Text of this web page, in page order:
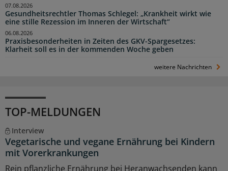
Gesundheitsrechtler Thomas Schlegel: „Krankheit wirkt wie
eine stille Rezession im Inneren der Wirtschaft“
07.08.2026
Praxisbesonderheiten in Zeiten des GKV-Spargesetzes:
Klarheit soll es in der kommenden Woche geben
06.08.2026
weitere Nachrichten
TOP-MELDUNGEN
Interview
Vegetarische und vegane Ernährung bei Kindern
mit Vorerkrankungen
Rein pflanzliche Ernährung bei Heranwachsenden kann